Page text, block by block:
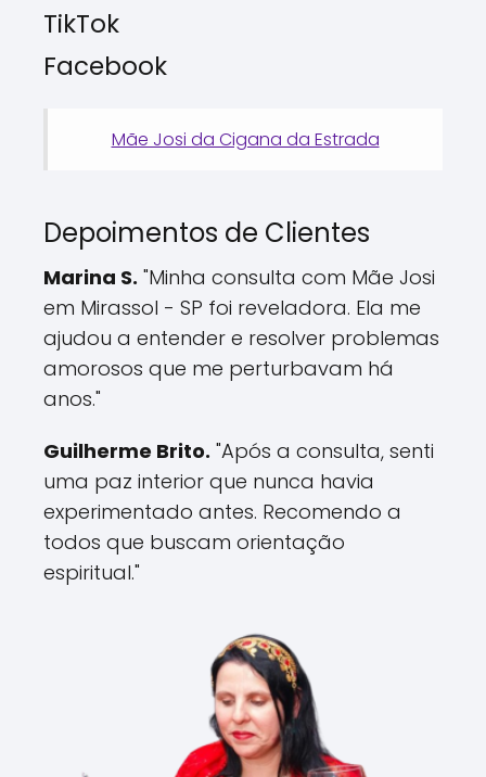
TikTok
Facebook
Mãe Josi da Cigana da Estrada
Depoimentos de Clientes
Marina S. "Minha consulta com Mãe Josi
em Mirassol - SP foi reveladora. Ela me
ajudou a entender e resolver problemas
amorosos que me perturbavam há
anos."
Guilherme Brito. "Após a consulta, senti
uma paz interior que nunca havia
experimentado antes. Recomendo a
todos que buscam orientação
espiritual."